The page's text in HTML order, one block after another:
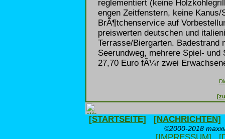
reglementiert (keine
engen Zeitfenstern, keine
BrÃ¶tchenservice auf
preiswerten deutschen und
Terrasse/Biergarten.
Seerundweg, mehrere Spiel-
27,70 Euro fÃ¼r zwei
[STARTSEITE] [NACHRICHTEN]
©2000-2018